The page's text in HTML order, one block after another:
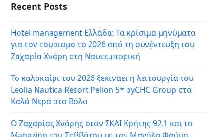
Recent Posts
Hotel management Ελλάδα: Τα κρίσιμα μηνύματα
για τον τουρισμό το 2026 από τη συνέντευξη του
Ζαχαρία Χνάρη στη Ναυτεμπορική
Το καλοκαίρι του 2026 ξεκινάει η λειτουργία του
Leolia Nautica Resort Pelion 5* byCHC Group στα
Καλά Νερά στο Βόλο
Ο Ζαχαρίας Χνάρης στον ΣΚΑΙ Κρήτης 92.1 και το